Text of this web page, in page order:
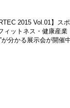
2015 Vol.01】スポ
ィットネス・健康産業
が分かる展示会が開催